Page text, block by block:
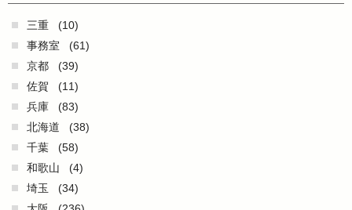
三重
(10)
事務室
(61)
京都
(39)
佐賀
(11)
兵庫
(83)
北海道
(38)
千葉
(58)
和歌山
(4)
埼玉
(34)